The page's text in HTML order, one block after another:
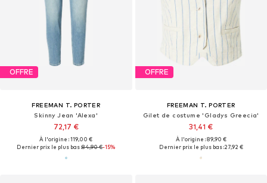
OFFRE
FREEMAN T. PORTER
Skinny Jean 'Alexa'
72,17 €
À l'origine : 119,00 €
Dernier prix le plus bas :84,90 €-15%
OFFRE
FREEMAN T. PORTER
Gilet de costume 'Gladys Greecia'
31,41 €
À l'origine : 89,90 €
Dernier prix le plus bas :27,92 €